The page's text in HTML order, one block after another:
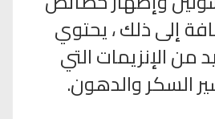
إلى ذلك ، يحتوي
من الإنزيمات التي
السكر والدهون.